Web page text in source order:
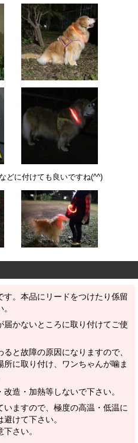
どに付けても良いですね(^^)
す。本品にリードをつけたり係留
届かないところに取り付けてご使
と故障の原因になりますので、
に取り付け、ワンちゃんが噛ま
造・加熱等しないで下さい。
いますので、極度の高温・低温に
けて下さい。
さい。